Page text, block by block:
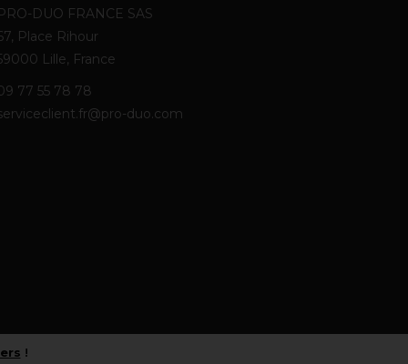
DUO FRANCE SAS
Place Rihour
Lille, France
77 55 78 78
duo.com
!